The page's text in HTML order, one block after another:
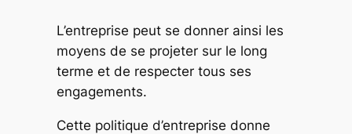
L’entreprise peut se donner ainsi les
moyens de se projeter sur le long
terme et de respecter tous ses
engagements.
Cette politique d’entreprise donne